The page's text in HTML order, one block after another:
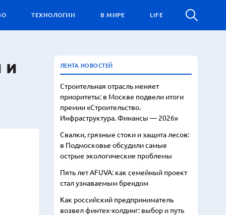
ТЕХНОЛОГИИ В МИРЕ LIFE
и ЛЕНТА НОВОСТЕЙ
Строительная отрасль меняет
приоритеты: в Москве подвели итоги
премии «Строительство.
Инфраструктура. Финансы — 2026»
Свалки, грязные стоки и защита лесов:
в Подмосковье обсудили самые
острые экологические проблемы
Пять лет AFUVA: как семейный проект
стал узнаваемым брендом
Как российский предприниматель
возвел финтех-холдинг: выбор и путь